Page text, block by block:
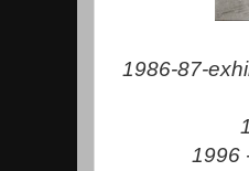
1986-87-
1996